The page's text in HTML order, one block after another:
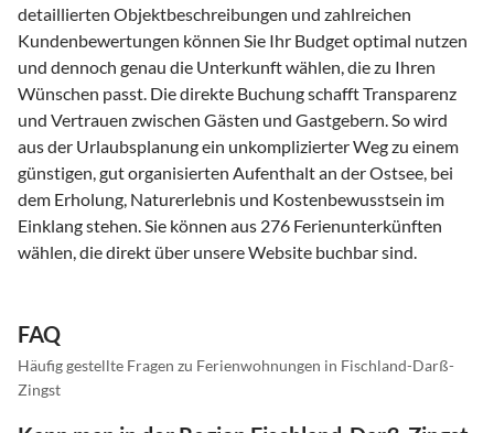
detaillierten Objektbeschreibungen und zahlreichen
Kundenbewertungen können Sie Ihr Budget optimal nutzen
und dennoch genau die Unterkunft wählen, die zu Ihren
Wünschen passt. Die direkte Buchung schafft Transparenz
und Vertrauen zwischen Gästen und Gastgebern. So wird
aus der Urlaubsplanung ein unkomplizierter Weg zu einem
günstigen, gut organisierten Aufenthalt an der Ostsee, bei
dem Erholung, Naturerlebnis und Kostenbewusstsein im
Einklang stehen. Sie können aus 276 Ferienunterkünften
wählen, die direkt über unsere Website buchbar sind.
FAQ
Häufig gestellte Fragen zu Ferienwohnungen in Fischland-Darß-
Zingst